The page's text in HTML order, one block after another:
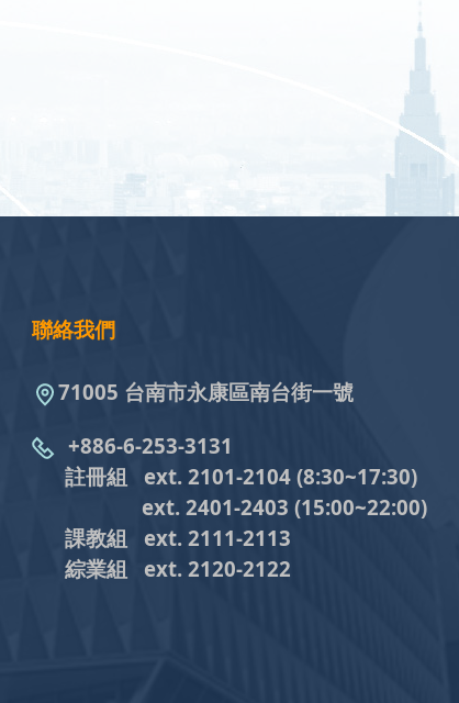
聯絡我們
71005 台南市永康區南台街一號
+886-6-253-3131
註冊組 ext. 2101-2104 (8:30~17:30)
ext. 2401-2403 (15:00~22:00)
課教組 ext. 2111-2113
綜業組
ext. 2120-2122